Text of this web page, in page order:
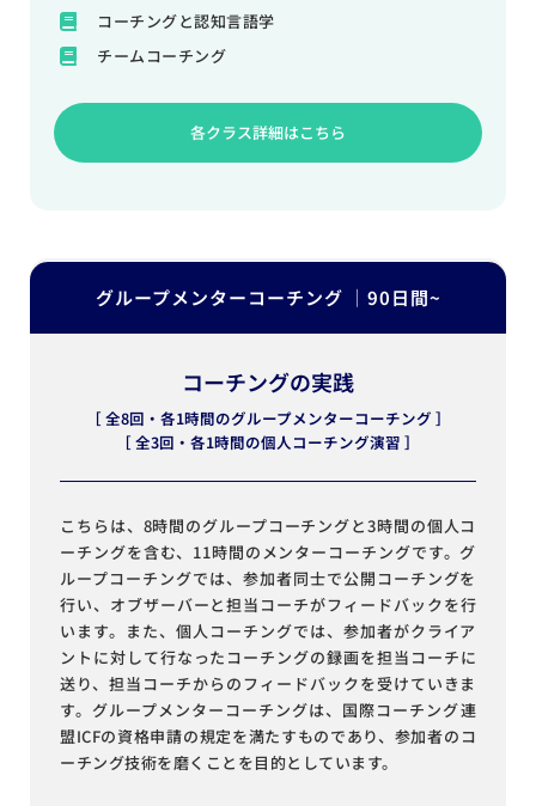
コーチングと認知言語学
チームコーチング
各クラス詳細はこちら
グループメンターコーチング │90日間~
コーチングの実践
［ 全8回・各1時間のグループメンターコーチング ］
［ 全3回・各1時間の個人コーチング演習 ］
こちらは、8時間のグループコーチングと3時間の個人コ
ーチングを含む、11時間のメンターコーチングです。グ
ループコーチングでは、参加者同士で公開コーチングを
行い、オブザーバーと担当コーチがフィードバックを行
います。また、個人コーチングでは、参加者がクライア
ントに対して行なったコーチングの録画を担当コーチに
送り、担当コーチからのフィードバックを受けていきま
す。グループメンターコーチングは、国際コーチング連
盟ICFの資格申請の規定を満たすものであり、参加者のコ
ーチング技術を磨くことを目的としています。